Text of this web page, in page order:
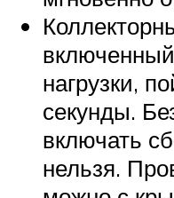
нагрузки,
секунды.
включать
нельзя.